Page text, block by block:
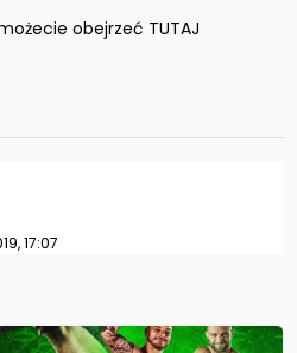
obejrzeć TUTAJ
17:07